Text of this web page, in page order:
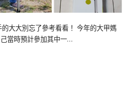
大大別忘了參考看看！ 今年的大甲媽
當時預計參加其中一…